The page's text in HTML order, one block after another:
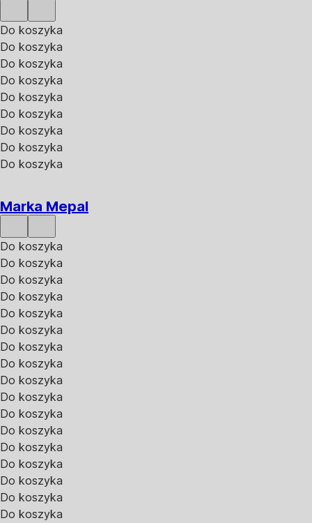
Do koszyka
Do koszyka
Do koszyka
Do koszyka
Do koszyka
Do koszyka
Do koszyka
Do koszyka
Do koszyka
Marka Mepal
Do koszyka
Do koszyka
Do koszyka
Do koszyka
Do koszyka
Do koszyka
Do koszyka
Do koszyka
Do koszyka
Do koszyka
Do koszyka
Do koszyka
Do koszyka
Do koszyka
Do koszyka
Do koszyka
Do koszyka